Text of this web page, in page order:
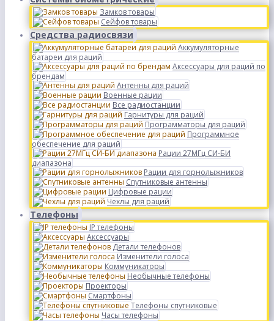
Замков товары
Сейфов товары
Средства радиосвязи
Аккумуляторные
батареи для раций
Аксессуары для раций по
брендам
Антенны для раций
Военные рации
Все радиостанции
Гарнитуры для раций
Программаторы для раций
Программное
обеспечение для раций
Рации 27МГц СИ-БИ
диапазона
Рации для горнолыжников
Спутниковые антенны
Цифровые рации
Чехлы для раций
Телефоны
IP телефоны
Аксессуары
Детали телефонов
Изменители голоса
Коммуникаторы
Необычные телефоны
Проекторы
Смартфоны
Телефоны спутниковые
Часы телефоны